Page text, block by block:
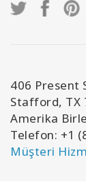
406 Present
Stafford, TX
Amerika
Telefon: +1
Müşteri